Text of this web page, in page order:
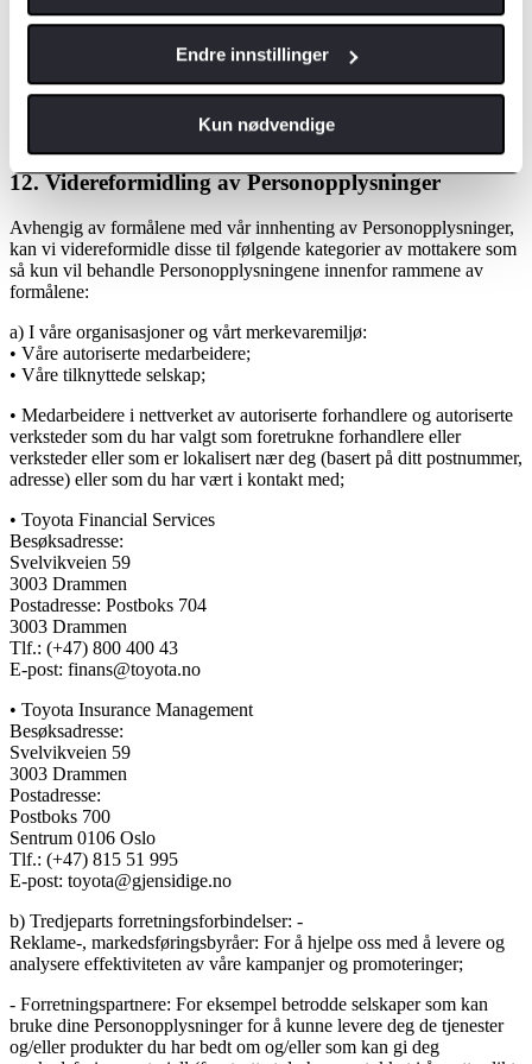
Endre innstillinger
Kun nødvendige
Vi bruker informasjonskapsler på våre nettsteder. Det hjelper oss til å
gi deg en bedre opplevelse når du besøker sidene våre og lar oss
også gjøre nettstedene våre bedre. For ytterligere informasjon om
vår bruk av informasjonskapsler og hvordan du kan unngå dem,
vennligst se våre retningslinjer for bruk av cookies
12. Videreformidling av Personopplysninger
Avhengig av formålene med vår innhenting av Personopplysninger,
kan vi videreformidle disse til følgende kategorier av mottakere som
så kun vil behandle Personopplysningene innenfor rammene av
formålene:
a) I våre organisasjoner og vårt merkevaremiljø:
• Våre autoriserte medarbeidere;
• Våre tilknyttede selskap;
• Medarbeidere i nettverket av autoriserte forhandlere og autoriserte
verksteder som du har valgt som foretrukne forhandlere eller
verksteder eller som er lokalisert nær deg (basert på ditt postnummer,
adresse) eller som du har vært i kontakt med;
• Toyota Financial Services
Besøksadresse:
Svelvikveien 59
3003 Drammen
Postadresse: Postboks 704
3003 Drammen
Tlf.: (+47) 800 400 43
E-post: finans@toyota.no
• Toyota Insurance Management
Besøksadresse:
Svelvikveien 59
3003 Drammen
Postadresse:
Postboks 700
Sentrum 0106 Oslo
Tlf.: (+47) 815 51 995
E-post: toyota@gjensidige.no
b) Tredjeparts forretningsforbindelser: -
Reklame-, markedsføringsbyråer: For å hjelpe oss med å levere og
analysere effektiviteten av våre kampanjer og promoteringer;
- Forretningspartnere: For eksempel betrodde selskaper som kan
bruke dine Personopplysninger for å kunne levere deg de tjenester
og/eller produkter du har bedt om og/eller som kan gi deg